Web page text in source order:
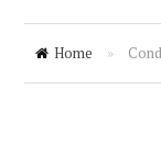
Home »